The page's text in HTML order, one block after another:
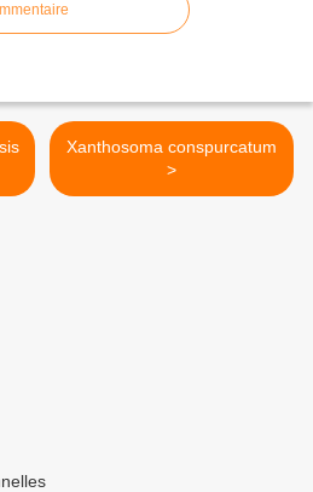
Xanthosoma conspurcatum
>